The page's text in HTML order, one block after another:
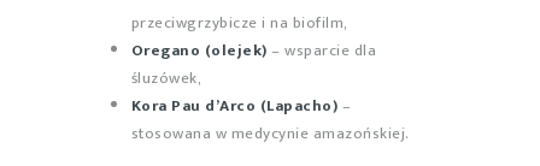
przeciwgrzybicze i na biofilm,
Oregano (olejek)– wsparcie dla
śluzówek,
Kora Pau d’Arco (Lapacho)–
stosowana w medycynie amazońskiej.